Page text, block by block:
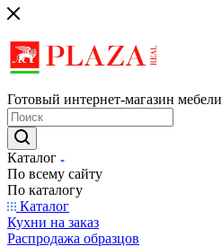
Готовый интернет-магазин мебели
Каталог
По всему сайту
По каталогу
Каталог
Кухни на заказ
Распродажа образцов